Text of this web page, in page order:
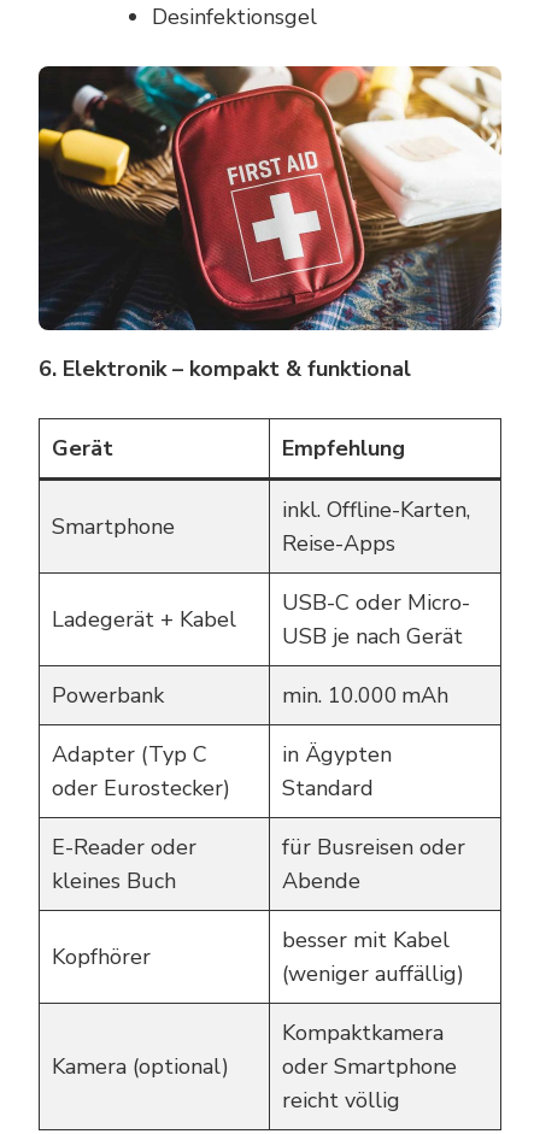
Desinfektionsgel
6. Elektronik – kompakt & funktional
Gerät Empfehlung
Smartphone
inkl. Offline-Karten,
Reise-Apps
Ladegerät + Kabel
USB-C oder Micro-
USB je nach Gerät
Powerbank min. 10.000 mAh
Adapter (Typ C
oder Eurostecker)
in Ägypten
Standard
E-Reader oder
kleines Buch
für Busreisen oder
Abende
Kopfhörer
besser mit Kabel
(weniger auffällig)
Kamera (optional)
Kompaktkamera
oder Smartphone
reicht völlig